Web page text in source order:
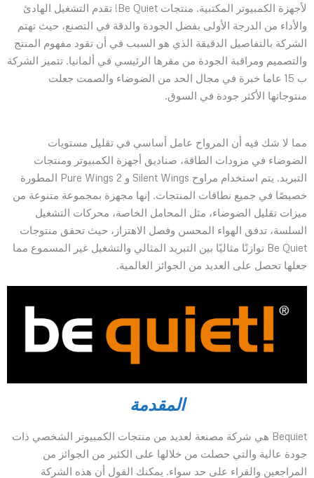
لأجهزة الكمبيوتر المكتبية. منتجات Be Quiet! تقدم التشغيل الهادئ
والأداء من الدرجة الأولى بفضل الجودة والدقة في التصنع، حيث تهتم
الشركة بالتفاصيل الدقيقة الذي هو السبب في أن تقود مفهوم المنتج
والتصميم ومراقبة الجودة من مقرها الرئيسي في ألمانيا. تتميز الشركة
ب 15 عاما خبرة في مجال الحد من الضوضاء والصمت جعلت
منتوجاتها الأكثر جودة في السوق.
مما لا شك فيه أن المرواح عامل أساسي في تقليل مستويات
الضوضاء في مزودات الطاقة، صناديق أجهزة الكمبيوتر ومنتجات
التبريد. يتم استخدام مراوح Silent Wings و Pure Wings 2 المطورة
خصيصًا في جميع نطاقات المنتجات. إنها مجهزة بمجموعة متنوعة من
ميزات تقليل الضوضاء، مثل المحامل الخاصة، محركات التشغيل
السلسة، تدفق الهواء المحسن وفصل الاهتزاز، حيث تحقق منتوجات
Be Quiet توازنًا مثاليًا بين التبريد المثالي والتشغيل غير المسموع مما
جعلها تحصل على العديد من الجوائز العالمية.
المقدمة
Bequiet هي شركة مصنعة لعديد من منتجات الكمبيوتر الشخصي ذات
جودة عالية والتي حصلت من خلالها على الكثير من الجوائز من
المراجعين والقراء على حد سواء. يمكنك القول أن هذه الشركة